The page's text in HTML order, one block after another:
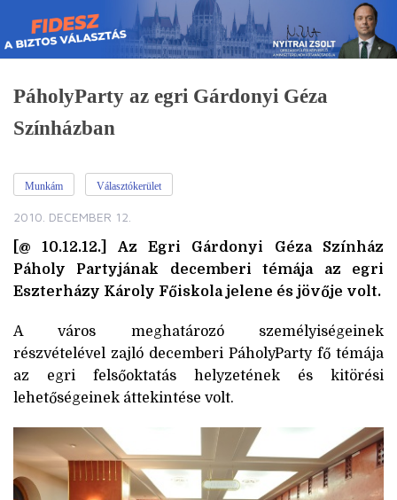
Skip
to
content
PáholyParty az egri Gárdonyi Géza
Színházban
Munkám Választókerület
2010. DECEMBER 12.
[@ 10.12.12.] Az Egri Gárdonyi Géza Színház
Páholy Partyjának decemberi témája az egri
Eszterházy Károly Főiskola jelene és jövője volt.
A város meghatározó személyiségeinek
részvételével zajló decemberi PáholyParty fő témája
az egri felsőoktatás helyzetének és kitörési
lehetőségeinek áttekintése volt.